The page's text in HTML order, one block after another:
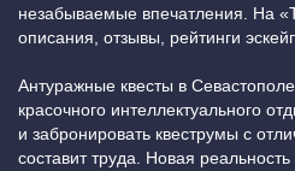
незабываемые впечатления. На
описания, отзывы, рейтинги
Антуражные квесты в
красочного интеллектуального
и забронировать квеструмы с
составит труда. Новая